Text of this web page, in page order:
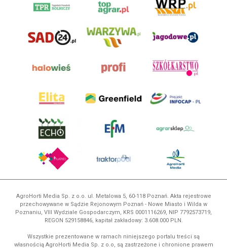
AgroHorti Media Sp. z o.o. ul. Metalowa 5, 60-118 Poznań. Akta rejestrowe
przechowywane w Sądzie Rejonowym Poznań - Nowe Miasto i Wilda w
Poznaniu, VIII Wydziale Gospodarczym, KRS 0001116269, NIP 7792573719,
REGON 529158846, kapitał zakładowy: 3.608.000 PLN.
Wszystkie prezentowane w ramach niniejszego portalu treści są
własnością AgroHorti Media Sp. z o.o, są zastrzeżone i chronione prawem